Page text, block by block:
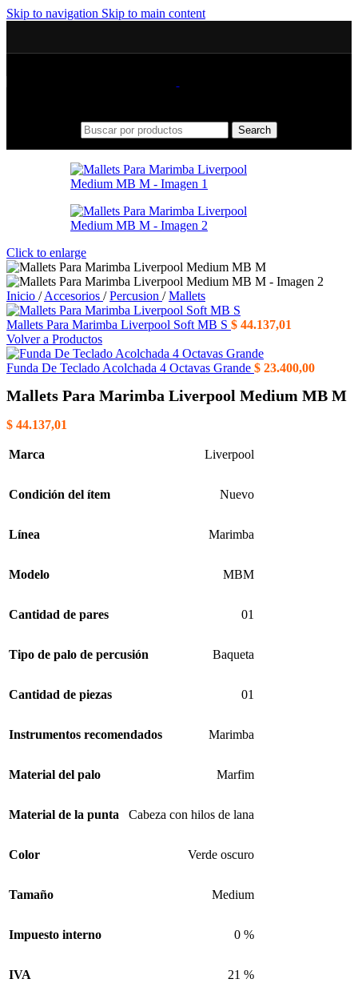
Skip to navigation Skip to main content
Search
Click to enlarge
Inicio / Accesorios / Percusion / Mallets
Mallets Para Marimba Liverpool Soft MB S $ 44.137,01
Volver a Productos
Funda De Teclado Acolchada 4 Octavas Grande $ 23.400,00
Mallets Para Marimba Liverpool Medium MB M
$ 44.137,01
Marca Liverpool
Condición del ítem Nuevo
Línea Marimba
Modelo MBM
Cantidad de pares 01
Tipo de palo de percusión Baqueta
Cantidad de piezas 01
Instrumentos recomendados Marimba
Material del palo Marfim
Material de la punta Cabeza con hilos de lana
Color Verde oscuro
Tamaño Medium
Impuesto interno 0 %
IVA 21 %